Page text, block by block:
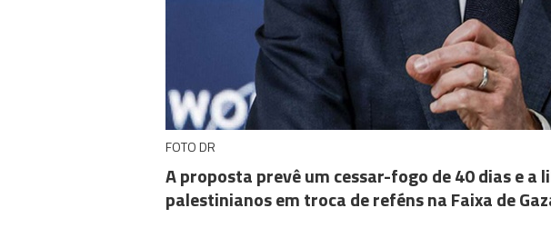
FOTO DR
A proposta prevê um cessar-fogo de 40 dias e
palestinianos em troca de reféns na Faixa de